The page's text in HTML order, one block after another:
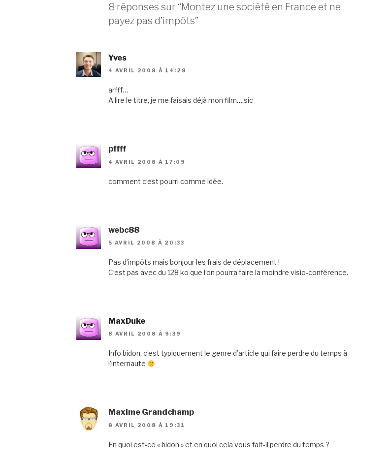
8 réponses sur “Montez une société en France et ne
payez pas d’impôts”
Yves
4 AVRIL 2008 À 14:28
arfff…
A lire le titre, je me faisais déjà mon film….sic
pffff
4 AVRIL 2008 À 17:09
comment c’est pourri comme idée.
webc88
5 AVRIL 2008 À 20:33
Pas d’impôts mais bonjour les frais de déplacement !
C’est pas avec du 128 ko que l’on pourra faire la moindre visio-conférence.
MaxDuke
8 AVRIL 2008 À 9:39
Info bidon, c’est typiquement le genre d’article qui faire perdre du temps à
l’internaute
Maxime Grandchamp
8 AVRIL 2008 À 19:31
En quoi est-ce « bidon » et en quoi cela vous fait-il perdre du temps ?